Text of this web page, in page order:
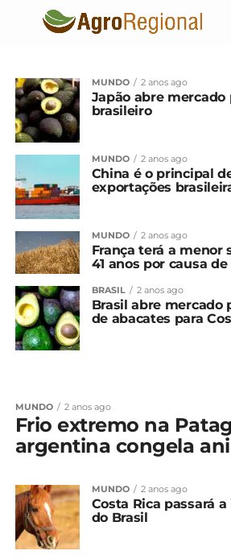
MUNDO 2 anos ago
Japão abre mercado
brasileiro
MUNDO 2 anos ago
China é o principal
exportações
MUNDO 2 anos ago
França terá a menor
41 anos por causa
BRASIL 2 anos ago
Brasil abre mercado
de abacates para
MUNDO 2 anos ago
Frio extremo na
argentina congela
MUNDO 2 anos ago
Costa Rica passará
do Brasil